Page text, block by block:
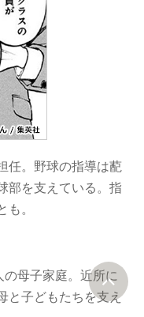
任。野球の指導は蓜
部を支えている。指
も。
母子家庭。近所に
と子どもたちを支え